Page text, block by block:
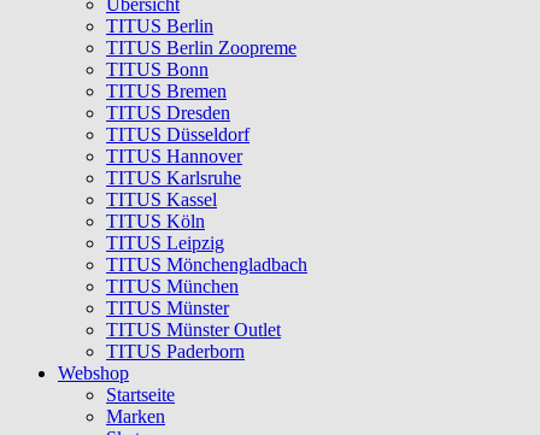
Übersicht
TITUS Berlin
TITUS Berlin Zoopreme
TITUS Bonn
TITUS Bremen
TITUS Dresden
TITUS Düsseldorf
TITUS Hannover
TITUS Karlsruhe
TITUS Kassel
TITUS Köln
TITUS Leipzig
TITUS Mönchengladbach
TITUS München
TITUS Münster
TITUS Münster Outlet
TITUS Paderborn
Webshop
Startseite
Marken